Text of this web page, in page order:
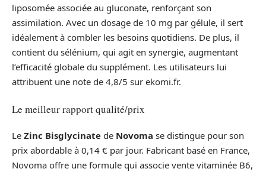
liposomée associée au gluconate, renforçant son
assimilation. Avec un dosage de 10 mg par gélule, il sert
idéalement à combler les besoins quotidiens. De plus, il
contient du sélénium, qui agit en synergie, augmentant
l’efficacité globale du supplément. Les utilisateurs lui
attribuent une note de 4,8/5 sur ekomi.fr.
Le meilleur rapport qualité/prix
Le Zinc Bisglycinate de Novoma se distingue pour son
prix abordable à 0,14 € par jour. Fabricant basé en France,
Novoma offre une formule qui associe vente vitaminée B6,